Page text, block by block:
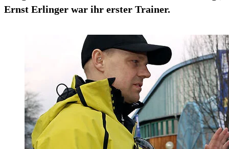
Ernst Erlinger war ihr erster Trainer.